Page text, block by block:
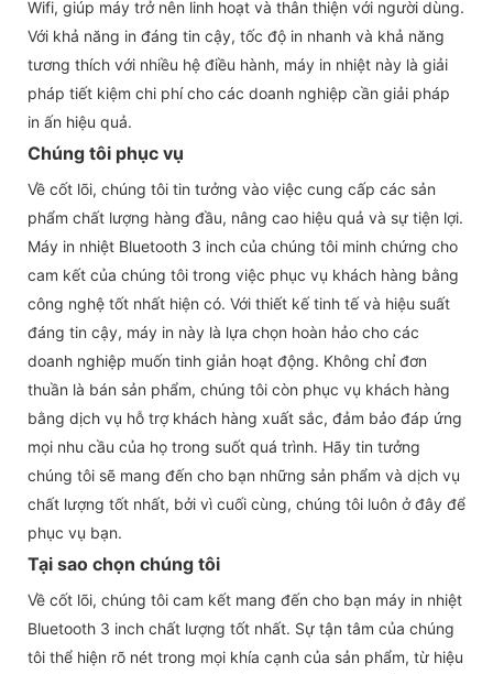
Wifi, giúp máy trở nên linh hoạt và thân thiện với người dùng.
Với khả năng in đáng tin cậy, tốc độ in nhanh và khả năng
tương thích với nhiều hệ điều hành, máy in nhiệt này là giải
pháp tiết kiệm chi phí cho các doanh nghiệp cần giải pháp
in ấn hiệu quả.
Chúng tôi phục vụ
Về cốt lõi, chúng tôi tin tưởng vào việc cung cấp các sản
phẩm chất lượng hàng đầu, nâng cao hiệu quả và sự tiện lợi.
Máy in nhiệt Bluetooth 3 inch của chúng tôi minh chứng cho
cam kết của chúng tôi trong việc phục vụ khách hàng bằng
công nghệ tốt nhất hiện có. Với thiết kế tinh tế và hiệu suất
đáng tin cậy, máy in này là lựa chọn hoàn hảo cho các
doanh nghiệp muốn tinh giản hoạt động. Không chỉ đơn
thuần là bán sản phẩm, chúng tôi còn phục vụ khách hàng
bằng dịch vụ hỗ trợ khách hàng xuất sắc, đảm bảo đáp ứng
mọi nhu cầu của họ trong suốt quá trình. Hãy tin tưởng
chúng tôi sẽ mang đến cho bạn những sản phẩm và dịch vụ
chất lượng tốt nhất, bởi vì cuối cùng, chúng tôi luôn ở đây để
phục vụ bạn.
Tại sao chọn chúng tôi
Về cốt lõi, chúng tôi cam kết mang đến cho bạn máy in nhiệt
Bluetooth 3 inch chất lượng tốt nhất. Sự tận tâm của chúng
tôi thể hiện rõ nét trong mọi khía cạnh của sản phẩm, từ hiệu